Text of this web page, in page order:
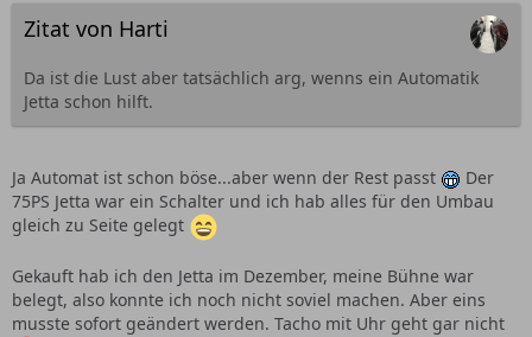
Zitat von Harti
Da ist die Lust aber tatsächlich arg, wenns ein Automatik
Jetta schon hilft.
Ja Automat ist schon böse...aber wenn der Rest passt
Der
75PS Jetta war ein Schalter und ich hab alles für den Umbau
gleich zu Seite gelegt
Gekauft hab ich den Jetta im Dezember, meine Bühne war
belegt, also konnte ich noch nicht soviel machen. Aber eins
musste sofort geändert werden. Tacho mit Uhr geht gar nicht